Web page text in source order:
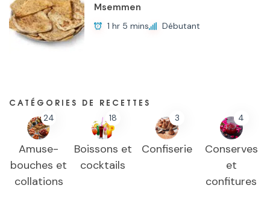
Msemmen
1 hr 5 mins Débutant
CATÉGORIES DE RECETTES
24
Amuse-
bouches et
collations
18
Boissons et
cocktails
3
Confiserie
4
Conserves
et
confitures